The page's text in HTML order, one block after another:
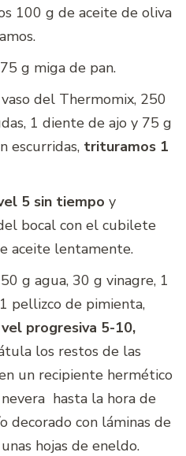
100 g de aceite de oliva
g miga de pan.
del Thermomix, 250
1 diente de ajo y 75 g
escurridas, trituramos 1
5 sin tiempo y
bocal con el cubilete
aceite lentamente.
g agua, 30 g vinagre, 1
pellizco de pimienta,
progresiva 5-10,
los restos de las
un recipiente hermético
hasta la hora de
decorado con láminas de
hojas de eneldo.